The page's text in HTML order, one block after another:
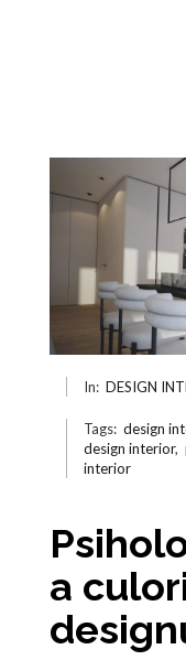
In: DESIGN
Tags: design
design interior,
interior
a